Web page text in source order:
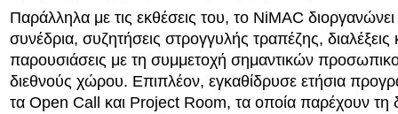
Παράλληλα με τις εκθέσεις του, το NiMAC διοργανώνει
συνέδρια, συζητήσεις στρογγυλής τραπέζης, διαλέξεις
παρουσιάσεις με τη συμμετοχή σημαντικών
διεθνούς χώρου. Επιπλέον, εγκαθίδρυσε ετήσια
τα Open Call και Project Room, τα οποία παρέχουν τη